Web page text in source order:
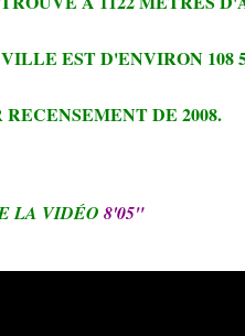
EST D'ENVIRON 108
DE 2008.
LA VIDÉO 8'05"